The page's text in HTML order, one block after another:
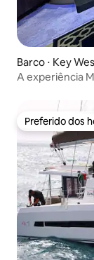
Barco ⋅ Key
A experiência
Preferido dos
Preferido dos